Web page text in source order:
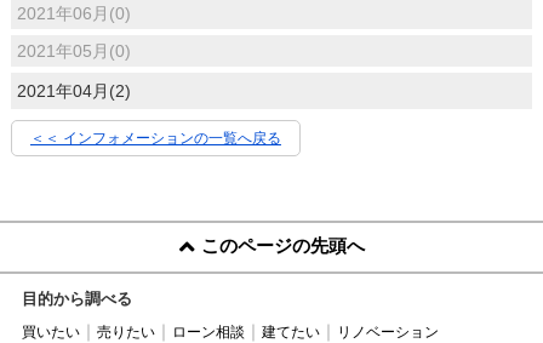
2021年06月(0)
2021年05月(0)
2021年04月(2)
＜＜ インフォメーションの一覧へ戻る
このページの先頭へ
目的から調べる
買いたい 売りたい ローン相談 建てたい リノベーション